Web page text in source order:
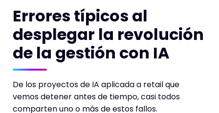
Errores típicos al
desplegar la revolución
de la gestión con IA
De los proyectos de IA aplicada a retail que
vemos detener antes de tiempo, casi todos
comparten uno o más de estos fallos.